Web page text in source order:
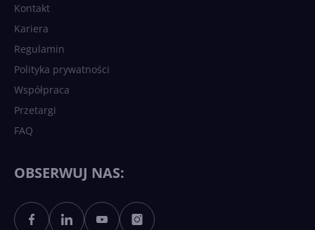
Kontakt
Kariera
Regulamin
Polityka prywatności
Współpraca
Przetargi
FAQ
OBSERWUJ NAS: